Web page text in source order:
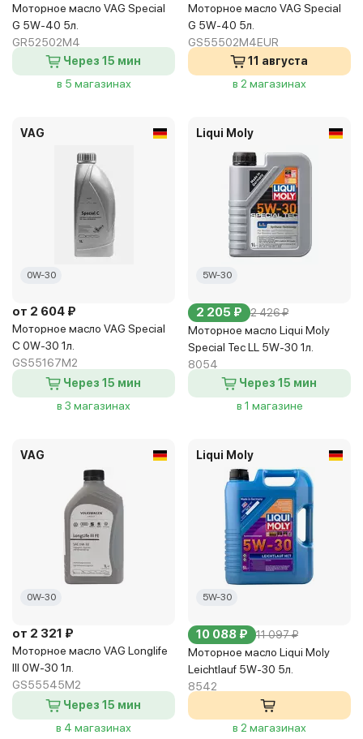
Моторное масло VAG Special
G 5W-40 5л.
GR52502M4
Через 15 мин
в 5 магазинах
Моторное масло VAG Special
G 5W-40 5л.
GS55502M4EUR
11 августа
в 2 магазинах
VAG
0W-30
от 2 604 ₽
Моторное масло VAG Special
C 0W-30 1л.
GS55167M2
Через 15 мин
в 3 магазинах
Liqui Moly
5W-30
2 205 ₽ 2 426 ₽
Моторное масло Liqui Moly
Special Tec LL 5W-30 1л.
8054
Через 15 мин
в 1 магазине
VAG
0W-30
от 2 321 ₽
Моторное масло VAG Longlife
III 0W-30 1л.
GS55545M2
Через 15 мин
в 4 магазинах
Liqui Moly
5W-30
10 088 ₽ 11 097 ₽
Моторное масло Liqui Moly
Leichtlauf 5W-30 5л.
8542
в 2 магазинах